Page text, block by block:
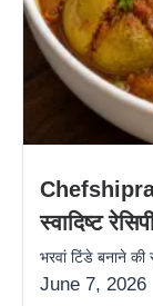
Chefshipra
स्वादिष्ट
भरवां टिंडे बनाने की
June 7, 2026